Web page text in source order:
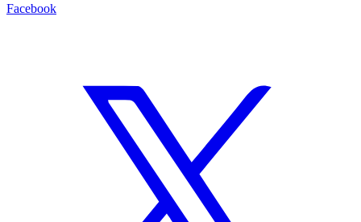
Facebook